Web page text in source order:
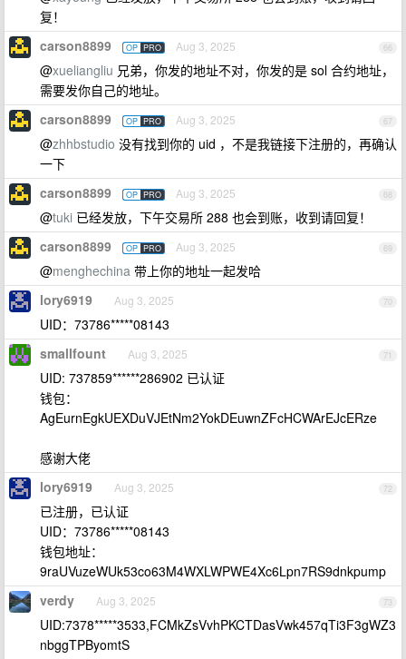
复！
66
carson8899 OP PRO Aug 3, 2025
@xueliangliu 兄弟，你发的地址不对，你发的是 sol 合约地址，
需要发你自己的地址。
67
carson8899 OP PRO Aug 3, 2025
@zhhbstudio 没有找到你的 uid ，不是我链接下注册的，再确认
一下
68
carson8899 OP PRO Aug 3, 2025
@tuki 已经发放，下午交易所 288 也会到账，收到请回复！
69
carson8899 OP PRO Aug 3, 2025
@menghechina 带上你的地址一起发哈
70
lory6919 Aug 3, 2025
UID：73786*****08143
71
smallfount Aug 3, 2025
UID: 737859******286902 已认证
钱包：
AgEurnEgkUEXDuVJEtNm2YokDEuwnZFcHCWArEJcERze
感谢大佬
72
lory6919 Aug 3, 2025
已注册，已认证
UID：73786*****08143
钱包地址：
9raUVuzeWUk53co63M4WXLWPWE4Xc6Lpn7RS9dnkpump
73
verdy Aug 3, 2025
UID:7378*****3533,FCMkZsVvhPKCTDasVwk457qTi3F3gWZ3
nbggTPByomtS